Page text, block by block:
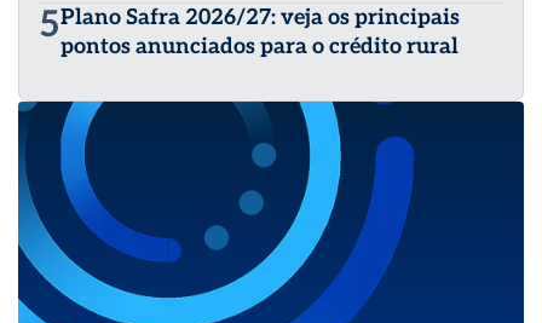
5Plano Safra 2026/27: veja os principais
pontos anunciados para o crédito rural